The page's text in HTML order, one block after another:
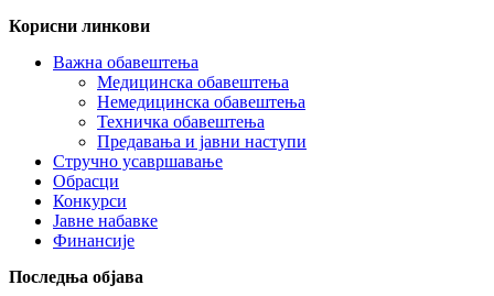
Корисни линкови
Важна обавештења
Медицинска обавештења
Немедицинска обавештења
Техничка обавештења
Предавања и јавни наступи
Стручно усавршавање
Обрасци
Конкурси
Јавне набавке
Финансије
Последња објава